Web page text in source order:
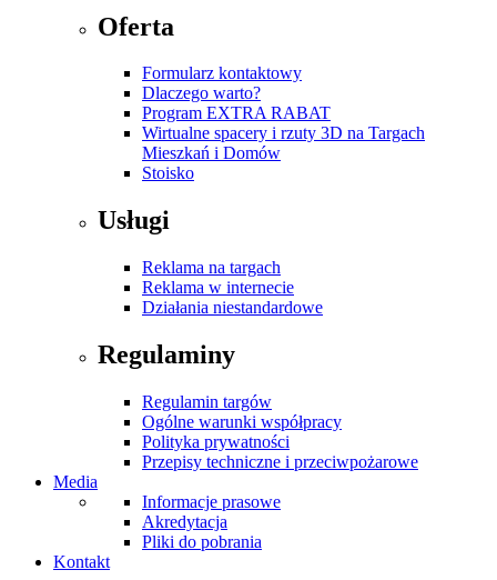
Oferta
Formularz kontaktowy
Dlaczego warto?
Program EXTRA RABAT
Wirtualne spacery i rzuty 3D na Targach
Mieszkań i Domów
Stoisko
Usługi
Reklama na targach
Reklama w internecie
Działania niestandardowe
Regulaminy
Regulamin targów
Ogólne warunki współpracy
Polityka prywatności
Przepisy techniczne i przeciwpożarowe
Media
Informacje prasowe
Akredytacja
Pliki do pobrania
Kontakt